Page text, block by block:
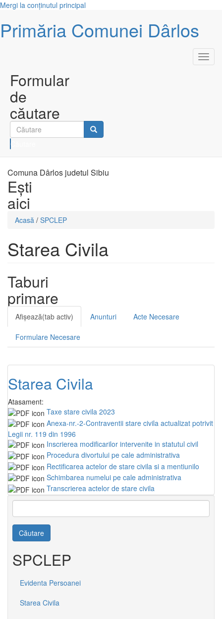
Mergi la conţinutul principal
Primăria Comunei Dârlos
Formular
de
căutare
Căutare
Comuna Dârlos judetul Sibiu
Eşti
aici
Acasă / SPCLEP
Starea Civila
Taburi
primare
Afişează(tab activ) Anunturi Acte Necesare
Formulare Necesare
Starea Civila
Atasament:
Taxe stare civila 2023
Anexa-nr.-2-Contraventii stare civila actualizat potrivit
Legii nr. 119 din 1996
Inscrierea modificarilor intervenite in statutul civil
Procedura divortului pe cale administrativa
Rectificarea actelor de stare civila si a mentiunilo
Schimbarea numelui pe cale administrativa
Transcrierea actelor de stare civila
Căutare
SPCLEP
Evidenta Persoanei
Starea Civila